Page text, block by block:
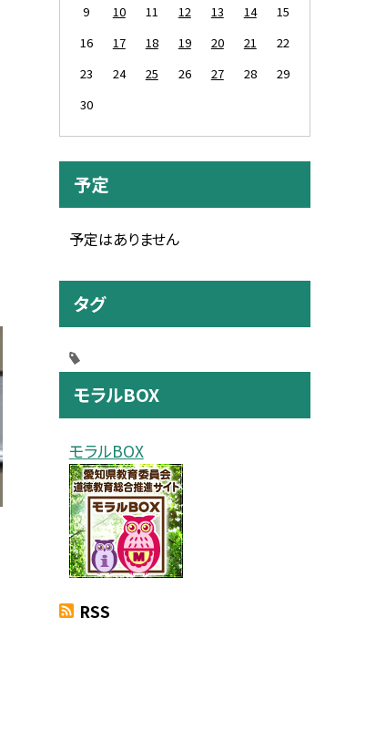
9
10 11 12 13 14
15
16
17 18 19 20 21
22
23
24 25 26 27 28
29
30
予定
予定はありません
タグ
モラルBOX
モラルBOX
RSS